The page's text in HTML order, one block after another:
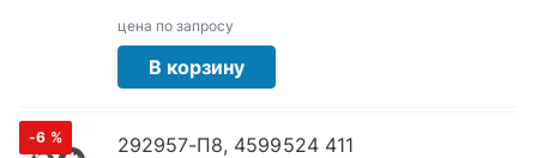
цена по запросу
В корзину
-6 % 292957-П8, 4599524 411